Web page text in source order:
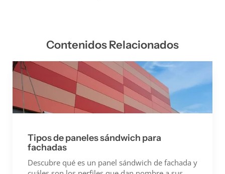
Contenidos Relacionados
Tipos de paneles sándwich para
fachadas
Descubre qué es un panel sándwich de fachada y